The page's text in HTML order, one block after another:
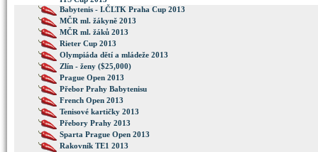
Babytenis - I.ČLTK Praha Cup 2013
MČR ml. žákyně 2013
MČR ml. žáků 2013
Rieter Cup 2013
Olympiáda dětí a mládeže 2013
Zlín - ženy ($25,000)
Prague Open 2013
Přebor Prahy Babytenisu
French Open 2013
Tenisové kartičky 2013
Přebory Prahy 2013
Sparta Prague Open 2013
Rakovník TE1 2013